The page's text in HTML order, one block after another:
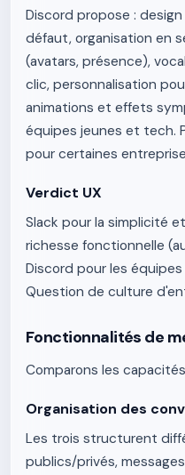
Discord propose :
défaut, organisation en
(avatars, présence),
clic, personnalisation
animations et effets
équipes jeunes et tech.
pour certaines
Verdict UX
Slack pour la simplicité
richesse fonctionnelle
Discord pour les
Question de culture
Fonctionnalités de
Comparons les
Organisation des
Les trois structurent
publics/privés,